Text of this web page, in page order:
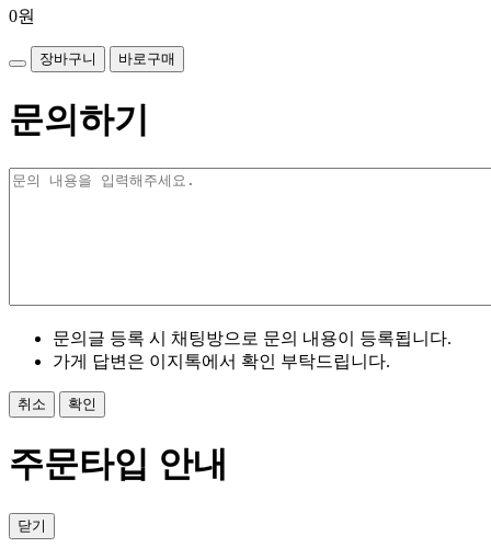
0원
장바구니 바로구매
문의하기
문의글 등록 시 채팅방으로 문의 내용이 등록됩니다.
가게 답변은 이지톡에서 확인 부탁드립니다.
취소 확인
주문타입 안내
닫기